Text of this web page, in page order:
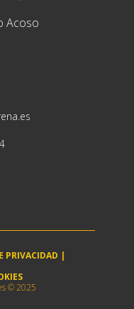
Acoso
PRIVACIDAD |
© 2025